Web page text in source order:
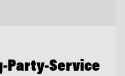
Party-Service